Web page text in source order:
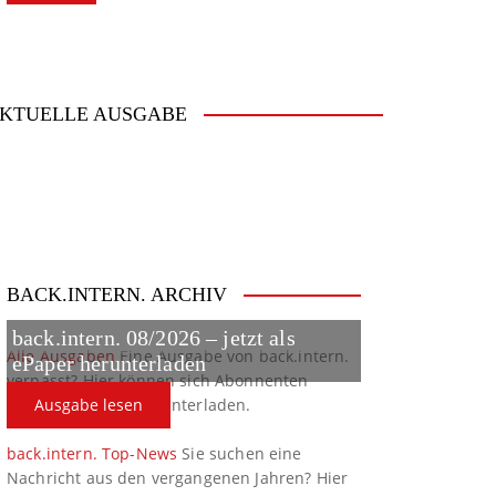
AUSGABE
back.intern. 08/2026 – jetzt als
ePaper herunterladen
Ausgabe lesen
BACK.INTERN. ARCHIV
Alle AusgabenEine Ausgabe von back.intern.
verpasst? Hier können sich Abonnenten
ältere Ausgaben herunterladen.
back.intern. Top-News Sie suchen eine
Nachricht aus den vergangenen Jahren? Hier